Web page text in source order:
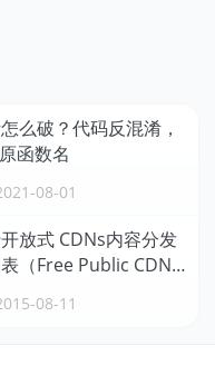
么破？代码反混淆，
函数名
08-01
放式 CDNs内容分发
（Free Public CDN
08-11